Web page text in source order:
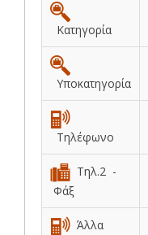
Κατηγορία
Υποκατηγορία
Τηλέφωνο
Τηλ.2 -
Φάξ
Άλλα